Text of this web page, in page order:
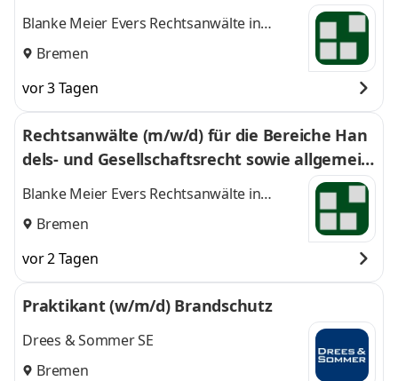
Blanke Meier Evers Rechtsanwälte in
Partnerschaft mbB
Bremen
vor 3 Tagen
Rechtsanwälte (m/w/d) für die Bereiche Han
dels- und Gesellschaftsrecht sowie allgemein
es Zivilrecht
Blanke Meier Evers Rechtsanwälte in
Partnerschaft mbB
Bremen
vor 2 Tagen
Praktikant (w/m/d) Brandschutz
Drees & Sommer SE
Bremen